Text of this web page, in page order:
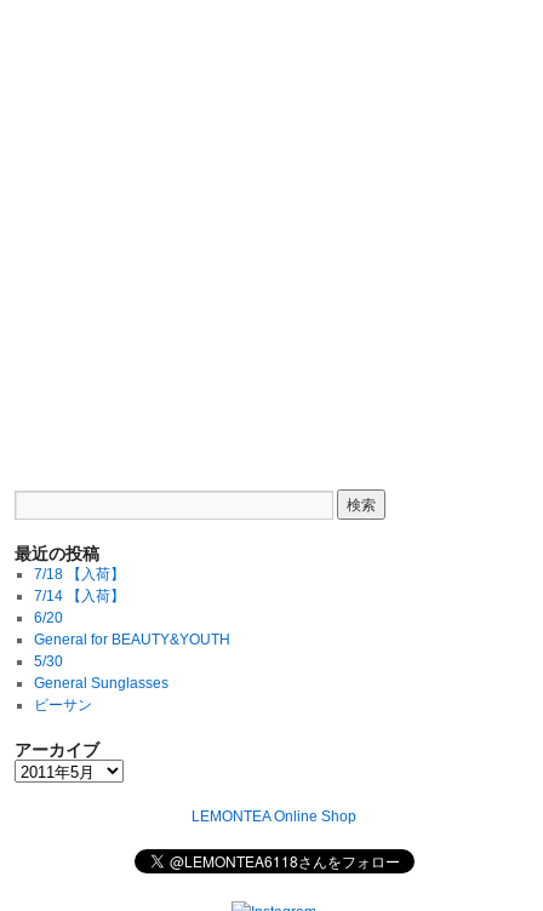
最近の投稿
7/18 【入荷】
7/14 【入荷】
6/20
General for BEAUTY&YOUTH
5/30
General Sunglasses
ビーサン
アーカイブ
LEMONTEA Online Shop